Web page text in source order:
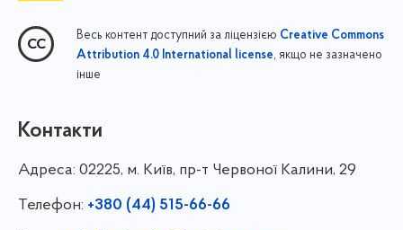
Весь контент доступний за ліцензією Creative Commons
Attribution 4.0 International license, якщо не зазначено
інше
Контакти
Адреса: 02225, м. Київ, пр-т Червоної Калини, 29
Телефон: +380 (44) 515-66-66